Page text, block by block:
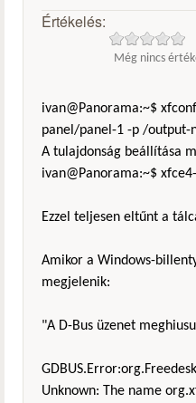
Értékelés:
Még nincs
ivan@Panorama:~$
panel/panel-1 -p /output-
A tulajdonság beállítása
ivan@Panorama:~$
Ezzel teljesen eltűnt a
Amikor a Windows-
megjelenik:
"A D-Bus üzenet
Unknown: The name